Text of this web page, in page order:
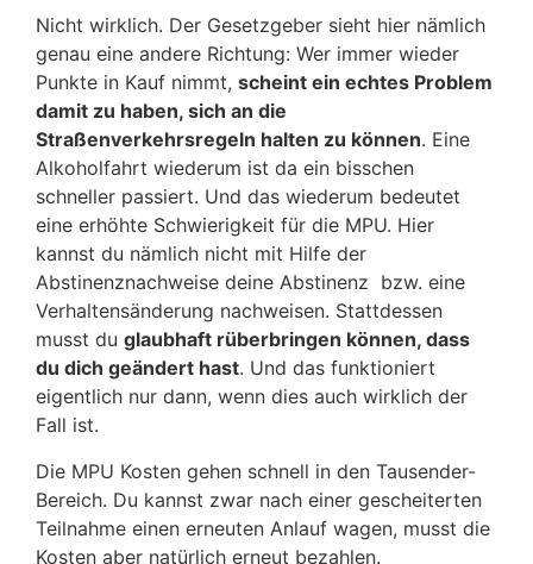
Nicht wirklich. Der Gesetzgeber sieht hier nämlich
genau eine andere Richtung: Wer immer wieder
Punkte in Kauf nimmt, scheint ein echtes Problem
damit zu haben, sich an die
Straßenverkehrsregeln halten zu können. Eine
Alkoholfahrt wiederum ist da ein bisschen
schneller passiert. Und das wiederum bedeutet
eine erhöhte Schwierigkeit für die MPU. Hier
kannst du nämlich nicht mit Hilfe der
Abstinenznachweise deine Abstinenz bzw. eine
Verhaltensänderung nachweisen. Stattdessen
musst du glaubhaft rüberbringen können, dass
du dich geändert hast. Und das funktioniert
eigentlich nur dann, wenn dies auch wirklich der
Fall ist.
Die MPU Kosten gehen schnell in den Tausender-
Bereich. Du kannst zwar nach einer gescheiterten
Teilnahme einen erneuten Anlauf wagen, musst die
Kosten aber natürlich erneut bezahlen.